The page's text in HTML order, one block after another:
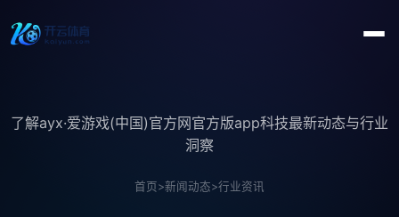
了解ayx·爱游戏(中国)官方网官方版app科技最新动态与行业
洞察
首页>新闻动态>行业资讯